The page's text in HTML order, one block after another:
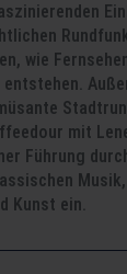
wie
mit
Führung
Kunst ein.